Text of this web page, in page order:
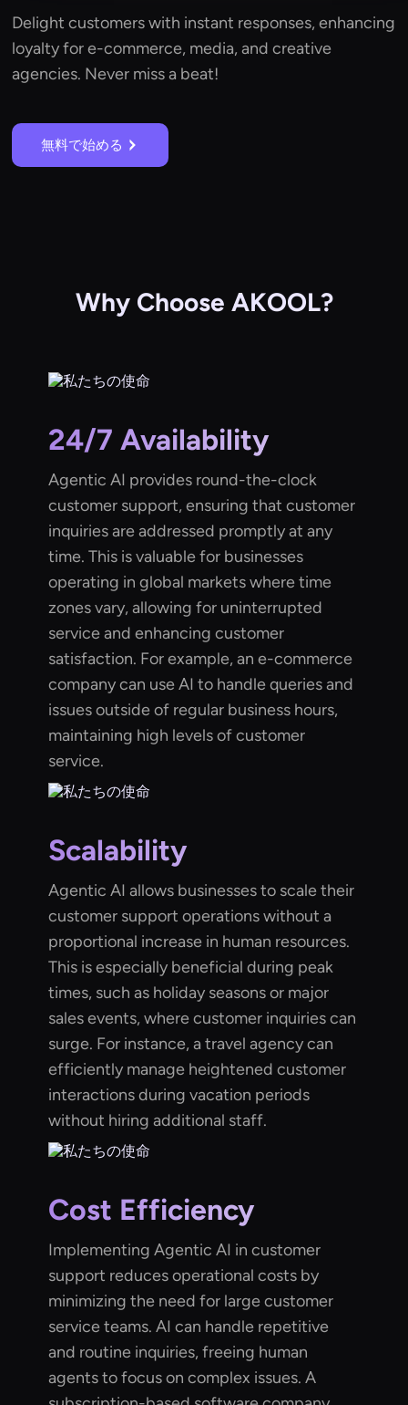
Delight customers with instant responses, enhancing
loyalty for e-commerce, media, and creative
agencies. Never miss a beat!
無料で始める
Why Choose AKOOL?
24/7 Availability
Agentic AI provides round-the-clock
customer support, ensuring that customer
inquiries are addressed promptly at any
time. This is valuable for businesses
operating in global markets where time
zones vary, allowing for uninterrupted
service and enhancing customer
satisfaction. For example, an e-commerce
company can use AI to handle queries and
issues outside of regular business hours,
maintaining high levels of customer
service.
Scalability
Agentic AI allows businesses to scale their
customer support operations without a
proportional increase in human resources.
This is especially beneficial during peak
times, such as holiday seasons or major
sales events, where customer inquiries can
surge. For instance, a travel agency can
efficiently manage heightened customer
interactions during vacation periods
without hiring additional staff.
Cost Efficiency
Implementing Agentic AI in customer
support reduces operational costs by
minimizing the need for large customer
service teams. AI can handle repetitive
and routine inquiries, freeing human
agents to focus on complex issues. A